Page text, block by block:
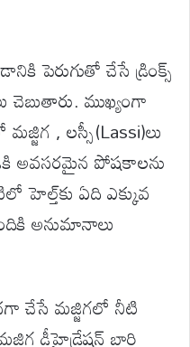
పెరుగుతో చేసే డ్రింక్స్
ముఖ్యంగా
, లస్సీ(Lassi)లు
అవసరమైన పోషకాలను
ఏది ఎక్కువ
అనుమానాలు
చేసే మజ్జిగలో నీటి
డీహైడ్రేషన్ బారి